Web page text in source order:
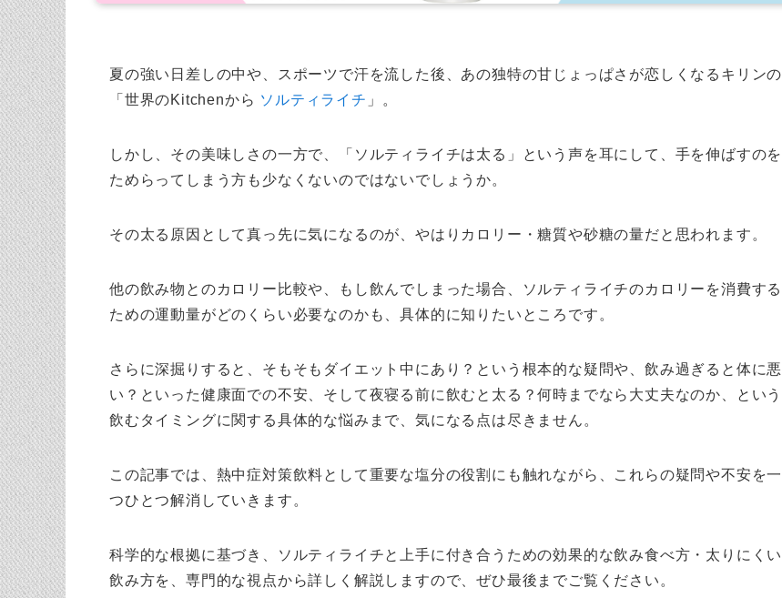
夏の強い日差しの中や、スポーツで汗を流した後、あの独特の甘じょっぱさが恋しくなるキリンの
「世界のKitchenから ソルティライチ 」。
しかし、その美味しさの一方で、「ソルティライチは太る」という声を耳にして、手を伸ばすのを
ためらってしまう方も少なくないのではないでしょうか。
その太る原因として真っ先に気になるのが、やはりカロリー・糖質や砂糖の量だと思われます。
他の飲み物とのカロリー比較や、もし飲んでしまった場合、ソルティライチのカロリーを消費する
ための運動量がどのくらい必要なのかも、具体的に知りたいところです。
さらに深掘りすると、そもそもダイエット中にあり？という根本的な疑問や、飲み過ぎると体に悪
い？といった健康面での不安、そして夜寝る前に飲むと太る？何時までなら大丈夫なのか、という
飲むタイミングに関する具体的な悩みまで、気になる点は尽きません。
この記事では、熱中症対策飲料として重要な塩分の役割にも触れながら、これらの疑問や不安を一
つひとつ解消していきます。
科学的な根拠に基づき、ソルティライチと上手に付き合うための効果的な飲み食べ方・太りにくい
飲み方を、専門的な視点から詳しく解説しますので、ぜひ最後までご覧ください。